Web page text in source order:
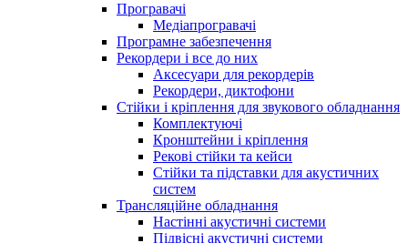
Програвачі
Медіапрогравачі
Програмне забезпечення
Рекордери і все до них
Аксесуари для рекордерів
Рекордери, диктофони
Стійки і кріплення для звукового обладнання
Комплектуючі
Кронштейни і кріплення
Рекові стійки та кейси
Стійки та підставки для акустичних
систем
Трансляційне обладнання
Настінні акустичні системи
Підвісні акустичні системи